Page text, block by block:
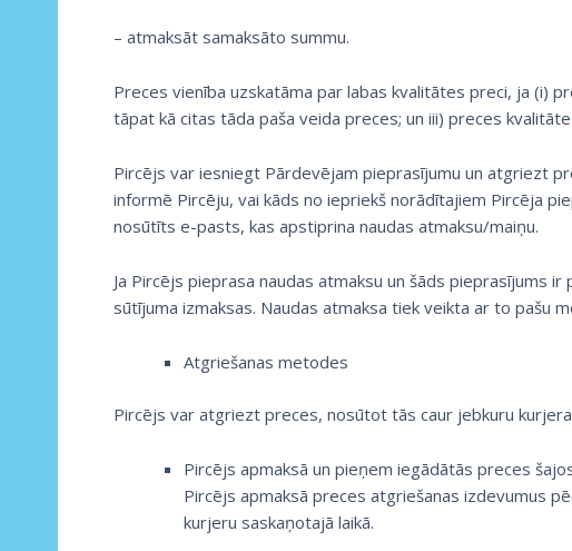
– atmaksāt samaksāto summu.
Preces vienība uzskatāma par labas kvalitātes preci, ja (i)
tāpat kā citas tāda paša veida preces; un iii) preces
Pircējs var iesniegt Pārdevējam pieprasījumu un atgriezt
informē Pircēju, vai kāds no iepriekš norādītajiem Pircēja
nosūtīts e-pasts, kas apstiprina naudas atmaksu/maiņu.
Ja Pircējs pieprasa naudas atmaksu un šāds pieprasījums
sūtījuma izmaksas. Naudas atmaksa tiek veikta ar to pašu
Atgriešanas metodes
Pircējs var atgriezt preces, nosūtot tās caur jebkuru
Pircējs apmaksā un pieņem iegādātās preces
Pircējs apmaksā preces atgriešanas izdevumus
kurjeru saskaņotajā laikā.